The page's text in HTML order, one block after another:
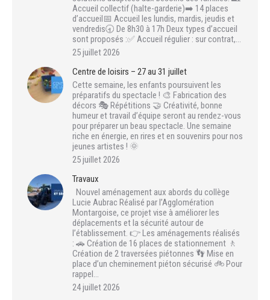
Accueil collectif (halte-garderie)➡️ 14 places
d’accueil📅 Accueil les lundis, mardis, jeudis et
vendredis🕣 De 8h30 à 17h Deux types d’accueil
sont proposés :✅ Accueil régulier : sur contrat,…
25 juillet 2026
Centre de loisirs – 27 au 31 juillet
Cette semaine, les enfants poursuivent les
préparatifs du spectacle ! 🎨 Fabrication des
décors 🎭 Répétitions 🤝 Créativité, bonne
humeur et travail d’équipe seront au rendez-vous
pour préparer un beau spectacle. Une semaine
riche en énergie, en rires et en souvenirs pour nos
jeunes artistes ! 🌞
25 juillet 2026
Travaux
Nouvel aménagement aux abords du collège
Lucie Aubrac Réalisé par l’Agglomération
Montargoise, ce projet vise à améliorer les
déplacements et la sécurité autour de
l’établissement. 👉 Les aménagements réalisés
: 🚗 Création de 16 places de stationnement 🚶
Création de 2 traversées piétonnes 👣 Mise en
place d’un cheminement piéton sécurisé 🚲 Pour
rappel…
24 juillet 2026